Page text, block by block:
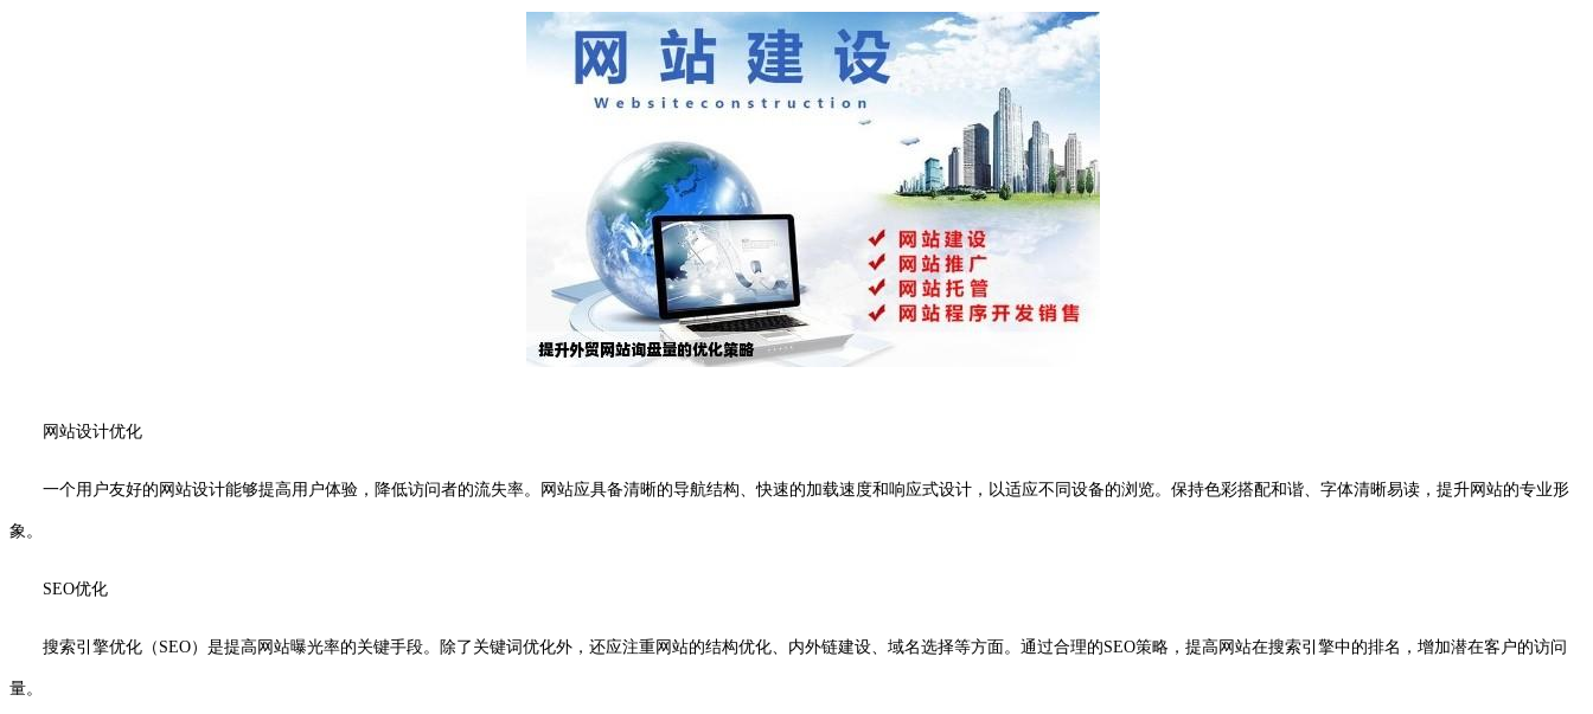
网站设计优化
一个用户友好的网站设计能够提高用户体验，降低访问者的流失率。网站应具备清晰的导航结构、快速的加载速度和响应式设计，以适应不同设备的浏览。保持色彩搭配和谐、字体清晰易读，提升网站的专业形
象。
SEO优化
搜索引擎优化（SEO）是提高网站曝光率的关键手段。除了关键词优化外，还应注重网站的结构优化、内外链建设、域名选择等方面。通过合理的SEO策略，提高网站在搜索引擎中的排名，增加潜在客户的访问
量。